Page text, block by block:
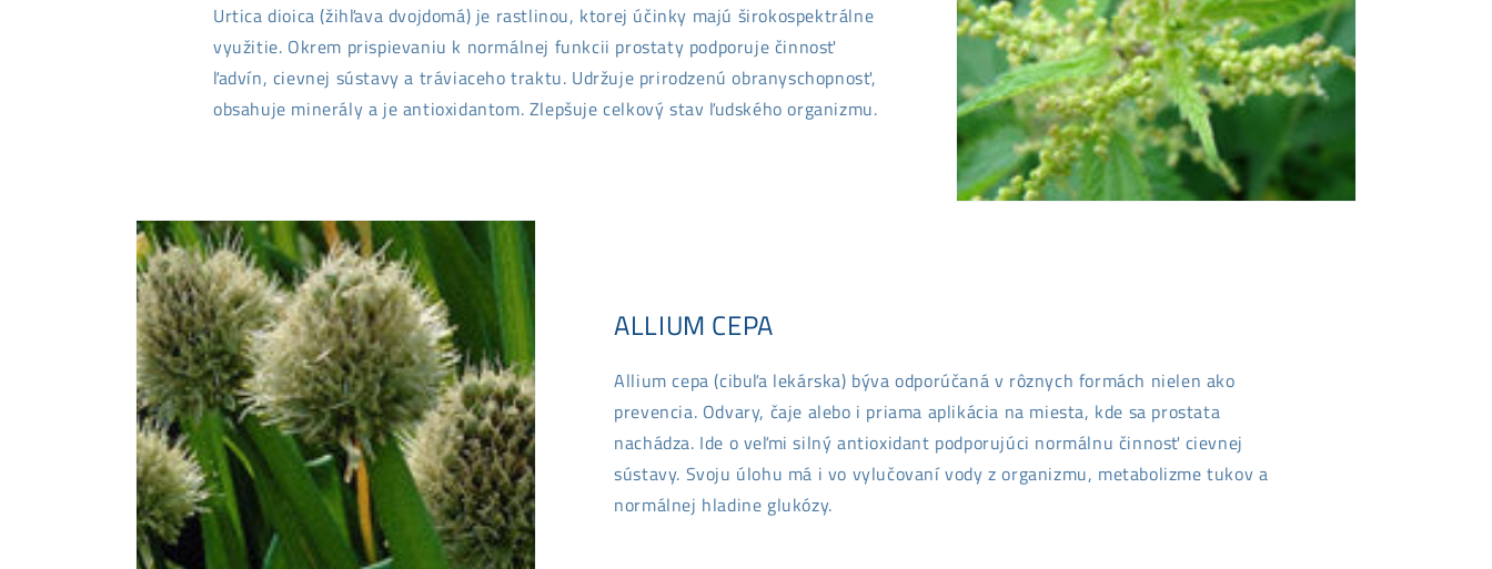
Urtica dioica (žihľava dvojdomá) je rastlinou, ktorej účinky majú širokospektrálne
využitie. Okrem prispievaniu k normálnej funkcii prostaty podporuje činnosť
ľadvín, cievnej sústavy a tráviaceho traktu. Udržuje prirodzenú obranyschopnosť,
obsahuje minerály a je antioxidantom. Zlepšuje celkový stav ľudského organizmu.
ALLIUM CEPA
Allium cepa (cibuľa lekárska) býva odporúčaná v rôznych formách nielen ako
prevencia. Odvary, čaje alebo i priama aplikácia na miesta, kde sa prostata
nachádza. Ide o veľmi silný antioxidant podporujúci normálnu činnosť cievnej
sústavy. Svoju úlohu má i vo vylučovaní vody z organizmu, metabolizme tukov a
normálnej hladine glukózy.